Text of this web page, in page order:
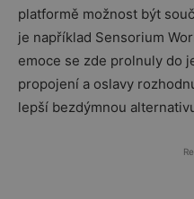
platformě možnost být
je například Sensorium
emoce se zde prolnuly do
propojení a oslavy
lepší bezdýmnou